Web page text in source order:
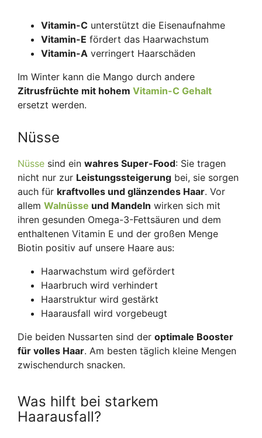
Vitamin-C unterstützt die Eisenaufnahme
Vitamin-E fördert das Haarwachstum
Vitamin-A verringert Haarschäden
Im Winter kann die Mango durch andere
Zitrusfrüchte mit hohem Vitamin-C Gehalt
ersetzt werden.
Nüsse
Nüsse sind ein wahres Super-Food: Sie tragen
nicht nur zur Leistungssteigerung bei, sie sorgen
auch für kraftvolles und glänzendes Haar. Vor
allem Walnüsse und Mandeln wirken sich mit
ihren gesunden Omega-3-Fettsäuren und dem
enthaltenen Vitamin E und der großen Menge
Biotin positiv auf unsere Haare aus:
Haarwachstum wird gefördert
Haarbruch wird verhindert
Haarstruktur wird gestärkt
Haarausfall wird vorgebeugt
Die beiden Nussarten sind der optimale Booster
für volles Haar. Am besten täglich kleine Mengen
zwischendurch snacken.
Was hilft bei starkem
Haarausfall?